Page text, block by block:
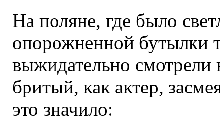
На поляне, где было
опорожненной бутылки
выжидательно
бритый, как актер,
это значило: